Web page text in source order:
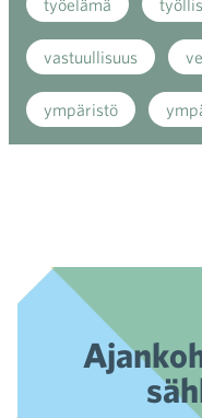
työelämä
vastuullisuus
ympäristö